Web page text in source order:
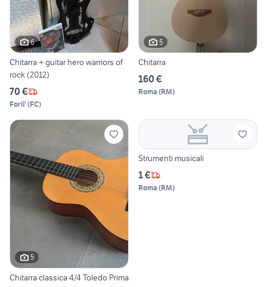
6
Chitarra + guitar hero warriors of
rock (2012)
70 €
Forli' (FC)
5
Chitarra
160 €
Roma (RM)
5
Chitarra classica 4/4 Toledo Prima
Strumenti musicali
1 €
Roma (RM)